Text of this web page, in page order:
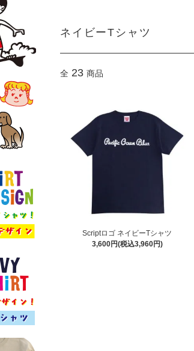
ネイビーTシャツ
全 23 商品
Scriptロゴ ネイビーTシャツ
3,600円(税込3,960円)